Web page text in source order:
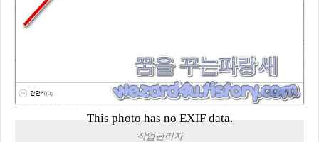
This photo has no EXIF data.
작업관리자